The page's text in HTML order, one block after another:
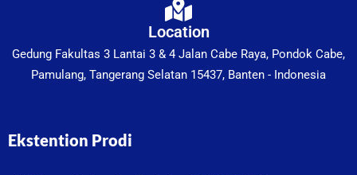
Location
Gedung Fakultas 3 Lantai 3 & 4 Jalan Cabe Raya, Pondok Cabe,
Pamulang, Tangerang Selatan 15437, Banten - Indonesia
Ekstention Prodi